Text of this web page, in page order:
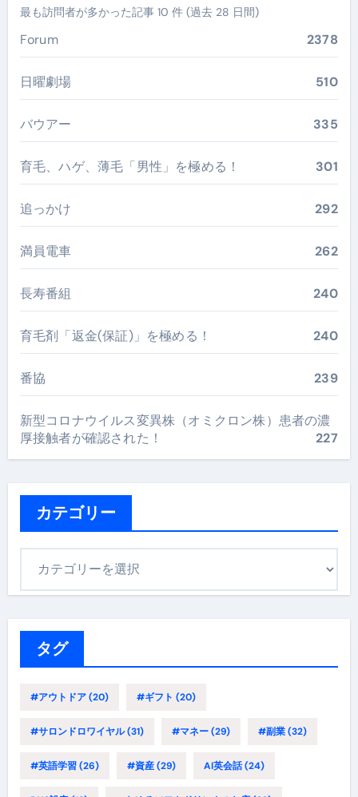
最も訪問者が多かった記事 10 件 (過去 28 日間)
Forum 2378
日曜劇場 510
バウアー 335
育毛、ハゲ、薄毛「男性」を極める！ 301
追っかけ 292
満員電車 262
長寿番組 240
育毛剤「返金(保証)」を極める！ 240
番協 239
新型コロナウイルス変異株（オミクロン株）患者の濃
厚接触者が確認された！
227
カテゴリー
タグ
#アウトドア(20) #ギフト (20)
#サロンドロワイヤル(31) #マネー(29) #副業(32)
#英語学習(26) #資産(29) AI英会話(24)